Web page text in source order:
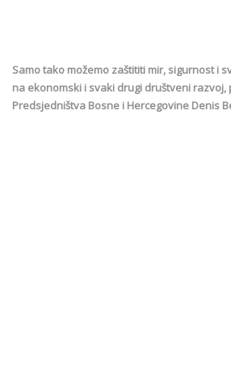
Samo tako možemo zaštititi mir, sigurnost i
na ekonomski i svaki drugi društveni razvoj,
Predsjedništva Bosne i Hercegovine Denis